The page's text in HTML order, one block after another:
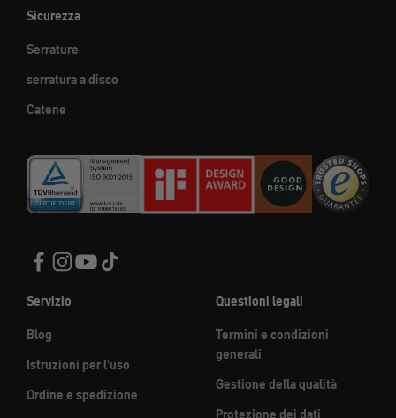
Sicurezza
Serrature
serratura a disco
Catene
Servizio
Blog
Istruzioni per l'uso
Ordine e spedizione
Questioni legali
Termini e condizioni
generali
Gestione della qualità
Protezione dei dati